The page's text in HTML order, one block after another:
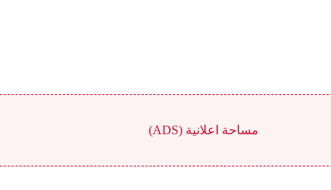
مساحة اعلانية (ADS)